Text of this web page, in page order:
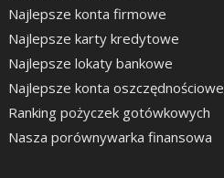
Najlepsze konta firmowe
Najlepsze karty kredytowe
Najlepsze lokaty bankowe
Najlepsze konta oszczędnościowe
Ranking pożyczek gotówkowych
Nasza porównywarka finansowa